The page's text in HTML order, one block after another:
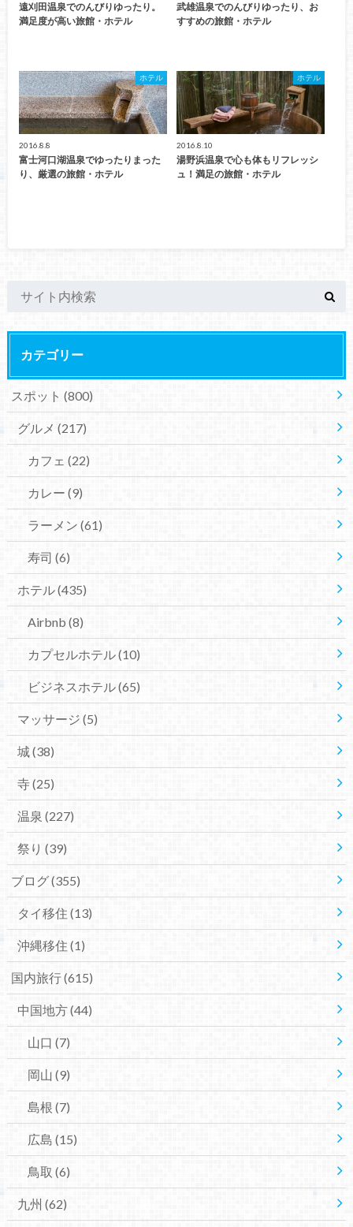
遠刈田温泉でのんびりゆったり。
満足度が高い旅館・ホテル
武雄温泉でのんびりゆったり、お
すすめの旅館・ホテル
ホテル
2016.8.8
富士河口湖温泉でゆったりまった
り、厳選の旅館・ホテル
ホテル
2016.8.10
湯野浜温泉で心も体もリフレッシ
ュ！満足の旅館・ホテル
カテゴリー
スポット (800)
グルメ (217)
カフェ (22)
カレー (9)
ラーメン (61)
寿司 (6)
ホテル(435)
Airbnb (8)
カプセルホテル(10)
ビジネスホテル(65)
マッサージ (5)
城 (38)
寺(25)
温泉 (227)
祭り (39)
ブログ(355)
タイ移住 (13)
沖縄移住 (1)
国内旅行(615)
中国地方(44)
山口 (7)
岡山 (9)
島根 (7)
広島 (15)
鳥取 (6)
九州 (62)